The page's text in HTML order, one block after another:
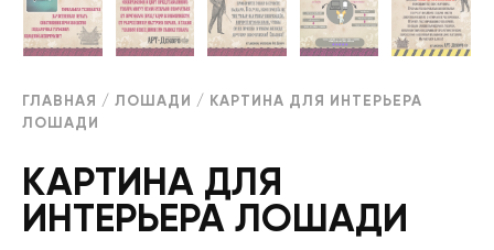
ГЛАВНАЯ / ЛОШАДИ / КАРТИНА ДЛЯ ИНТЕРЬЕРА
ЛОШАДИ
КАРТИНА ДЛЯ
ИНТЕРЬЕРА ЛОШАДИ